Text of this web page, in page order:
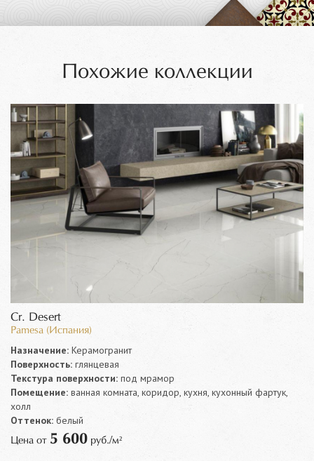
Похожие коллекции
Cr. Desert
Pamesa (Испания)
Назначение: Керамогранит
Поверхность: глянцевая
Текстура поверхности: под мрамор
Помещение: ванная комната, коридор, кухня, кухонный фартук,
холл
Оттенок: белый
Цена от 5 600 руб./м²